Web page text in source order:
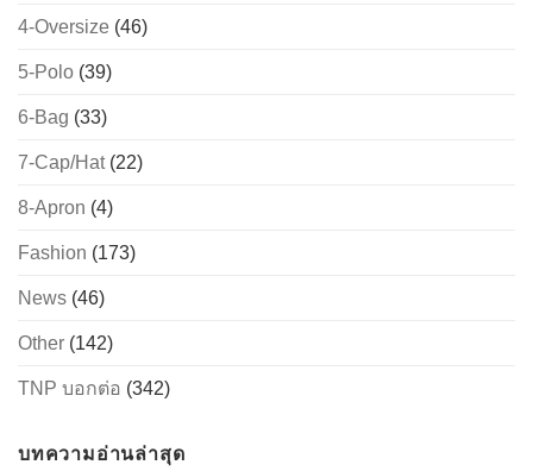
4-Oversize (46)
5-Polo (39)
6-Bag (33)
7-Cap/Hat(22)
8-Apron (4)
Fashion (173)
News (46)
Other (142)
TNP บอกต่อ (342)
บทความอ่านล่าสุด